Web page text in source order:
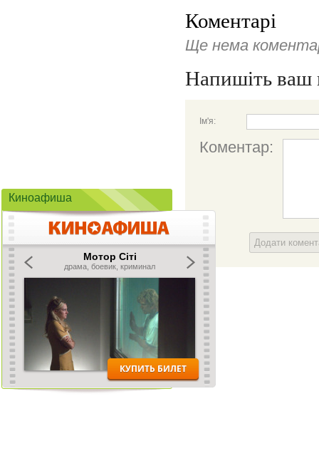
Коментарі
Ще нема
Напишіть ваш
Ім'я:
Коментар:
Додати
Киноафиша